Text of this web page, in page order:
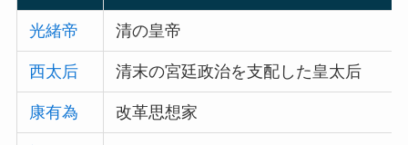
光緒帝 清の皇帝
西太后 清末の宮廷政治を支配した皇太后
康有為 改革思想家